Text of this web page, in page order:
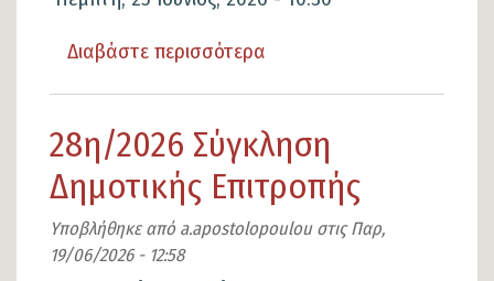
Διαβάστε περισσότερα
Σύγκληση
Δημοτικής
Επιτροπής
28η/2026 Σύγκληση
Δημοτικής Επιτροπής
Υποβλήθηκε από a.apostolopoulouστιςΠαρ,
19/06/2026 - 12:58